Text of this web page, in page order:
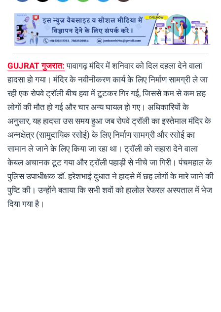
GUJRAT गुजरात: पावागढ़ मंदिर में शनिवार को दिल दहला देने वाला
हादसा हो गया। मंदिर के नवीनीकरण कार्य के लिए निर्माण सामग्री ले जा
रही एक रोपवे ट्रॉली बीच हवा में टूटकर गिर गई, जिससे कम से कम छह
लोगों की मौत हो गई और चार अन्य घायल हो गए। अधिकारियों के
अनुसार, यह हादसा उस समय हुआ जब रोपवे ट्रॉली का इस्तेमाल मंदिर के
अन्नक्षेत्र (सामुदायिक रसोई) के लिए निर्माण सामग्री और रसोई का
सामान ले जाने के लिए किया जा रहा था। ट्रॉली को सहारा देने वाला
केबल अचानक टूट गया और ट्रॉली पहाड़ी से नीचे जा गिरी। पंचमहाल के
पुलिस उपाधीक्षक डॉ. हरेशभाई दुधात ने हादसे में छह लोगों के मारे जाने की
पुष्टि की। उन्होंने बताया कि सभी शवों को हालोल रेफरल अस्पताल में भेज
दिया गया है।